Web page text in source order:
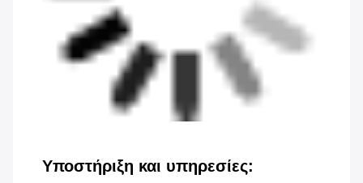
Υποστήριξη και υπηρεσίες: